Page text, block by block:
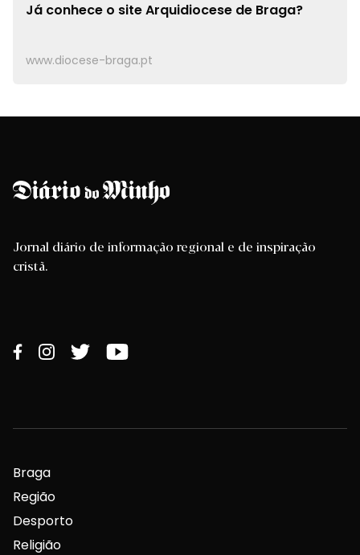
Já conhece o siteArquidiocese de Braga?
www.diocese-braga.pt
Jornal diário de informação regional e de inspiração
cristã.
Braga
Região
Desporto
Religião